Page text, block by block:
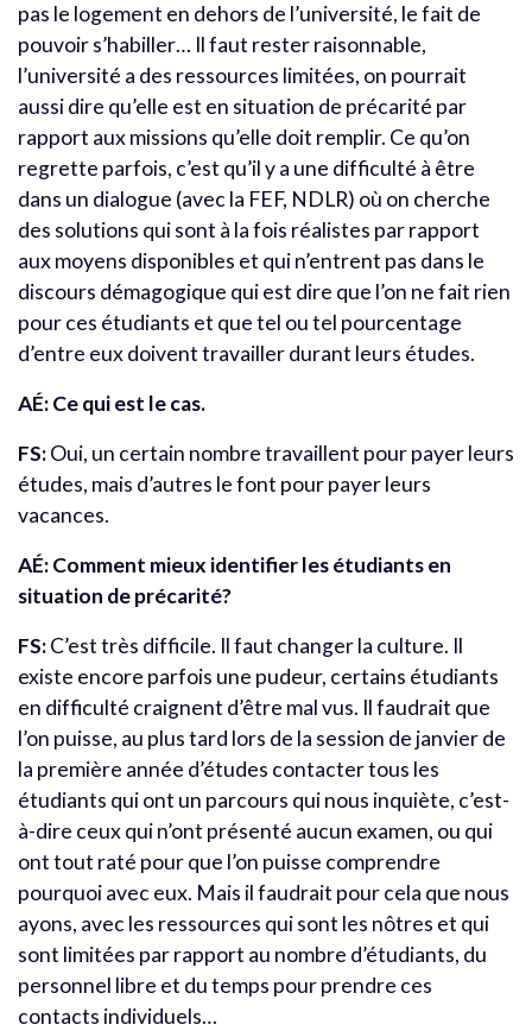
pas le logement en dehors de l’université, le fait de
pouvoir s’habiller… Il faut rester raisonnable,
l’université a des ressources limitées, on pourrait
aussi dire qu’elle est en situation de précarité par
rapport aux missions qu’elle doit remplir. Ce qu’on
regrette parfois, c’est qu’il y a une difficulté à être
dans un dialogue (avec la FEF, NDLR) où on cherche
des solutions qui sont à la fois réalistes par rapport
aux moyens disponibles et qui n’entrent pas dans le
discours démagogique qui est dire que l’on ne fait rien
pour ces étudiants et que tel ou tel pourcentage
d’entre eux doivent travailler durant leurs études.
AÉ: Ce qui est le cas.
FS:Oui, un certain nombre travaillent pour payer leurs
études, mais d’autres le font pour payer leurs
vacances.
AÉ: Comment mieux identifier les étudiants en
situation de précarité?
FS:C’est très difficile. Il faut changer la culture. Il
existe encore parfois une pudeur, certains étudiants
en difficulté craignent d’être mal vus. Il faudrait que
l’on puisse, au plus tard lors de la session de janvier de
la première année d’études contacter tous les
étudiants qui ont un parcours qui nous inquiète, c’est-
à-dire ceux qui n’ont présenté aucun examen, ou qui
ont tout raté pour que l’on puisse comprendre
pourquoi avec eux. Mais il faudrait pour cela que nous
ayons, avec les ressources qui sont les nôtres et qui
sont limitées par rapport au nombre d’étudiants, du
personnel libre et du temps pour prendre ces
contacts individuels…